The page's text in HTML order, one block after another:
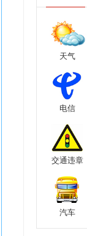
天气
电信
交通违章
汽车